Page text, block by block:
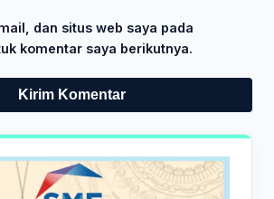
dan situs web saya pada
komentar saya berikutnya.